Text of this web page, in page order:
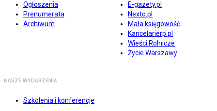
Ogłoszenia
Prenumerata
Archiwum
E-gazety.pl
Nexto.pl
Mała księgowość
Kancelarierp.pl
Wieści Rolnicze
Życie Warszawy
NASZE WYDARZENIA
Szkolenia i konferencje